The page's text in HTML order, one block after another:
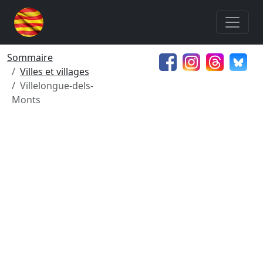
Sommaire
Villes et villages
Villelongue-dels-
Monts